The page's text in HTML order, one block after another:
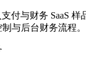
支付与财务 SaaS 样
与后台财务流程。